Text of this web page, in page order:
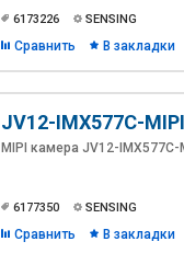
6173226 SENSING
Сравнить В закладки
JV12-IMX577C-
MIPI камера JV12-IMX577C-
6177350 SENSING
Сравнить В закладки